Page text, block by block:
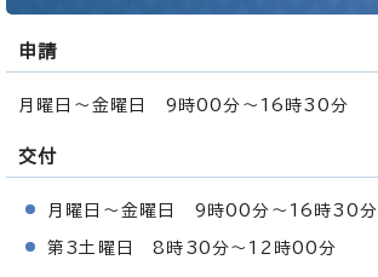
申請
月曜日～金曜日 9時00分～16時30分
交付
月曜日～金曜日 9時00分～16時30分
第3土曜日 8時30分～12時00分